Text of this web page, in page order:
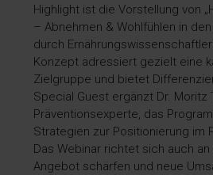
Highlight ist die Vorstellung von
– Abnehmen & Wohlfühlen in
durch
Konzept adressiert gezielt eine
Zielgruppe und bietet
Special Guest ergänzt Dr. Moritz
Präventionsexperte, das
Strategien zur Positionierung im
Das Webinar richtet sich auch
Angebot schärfen und neue